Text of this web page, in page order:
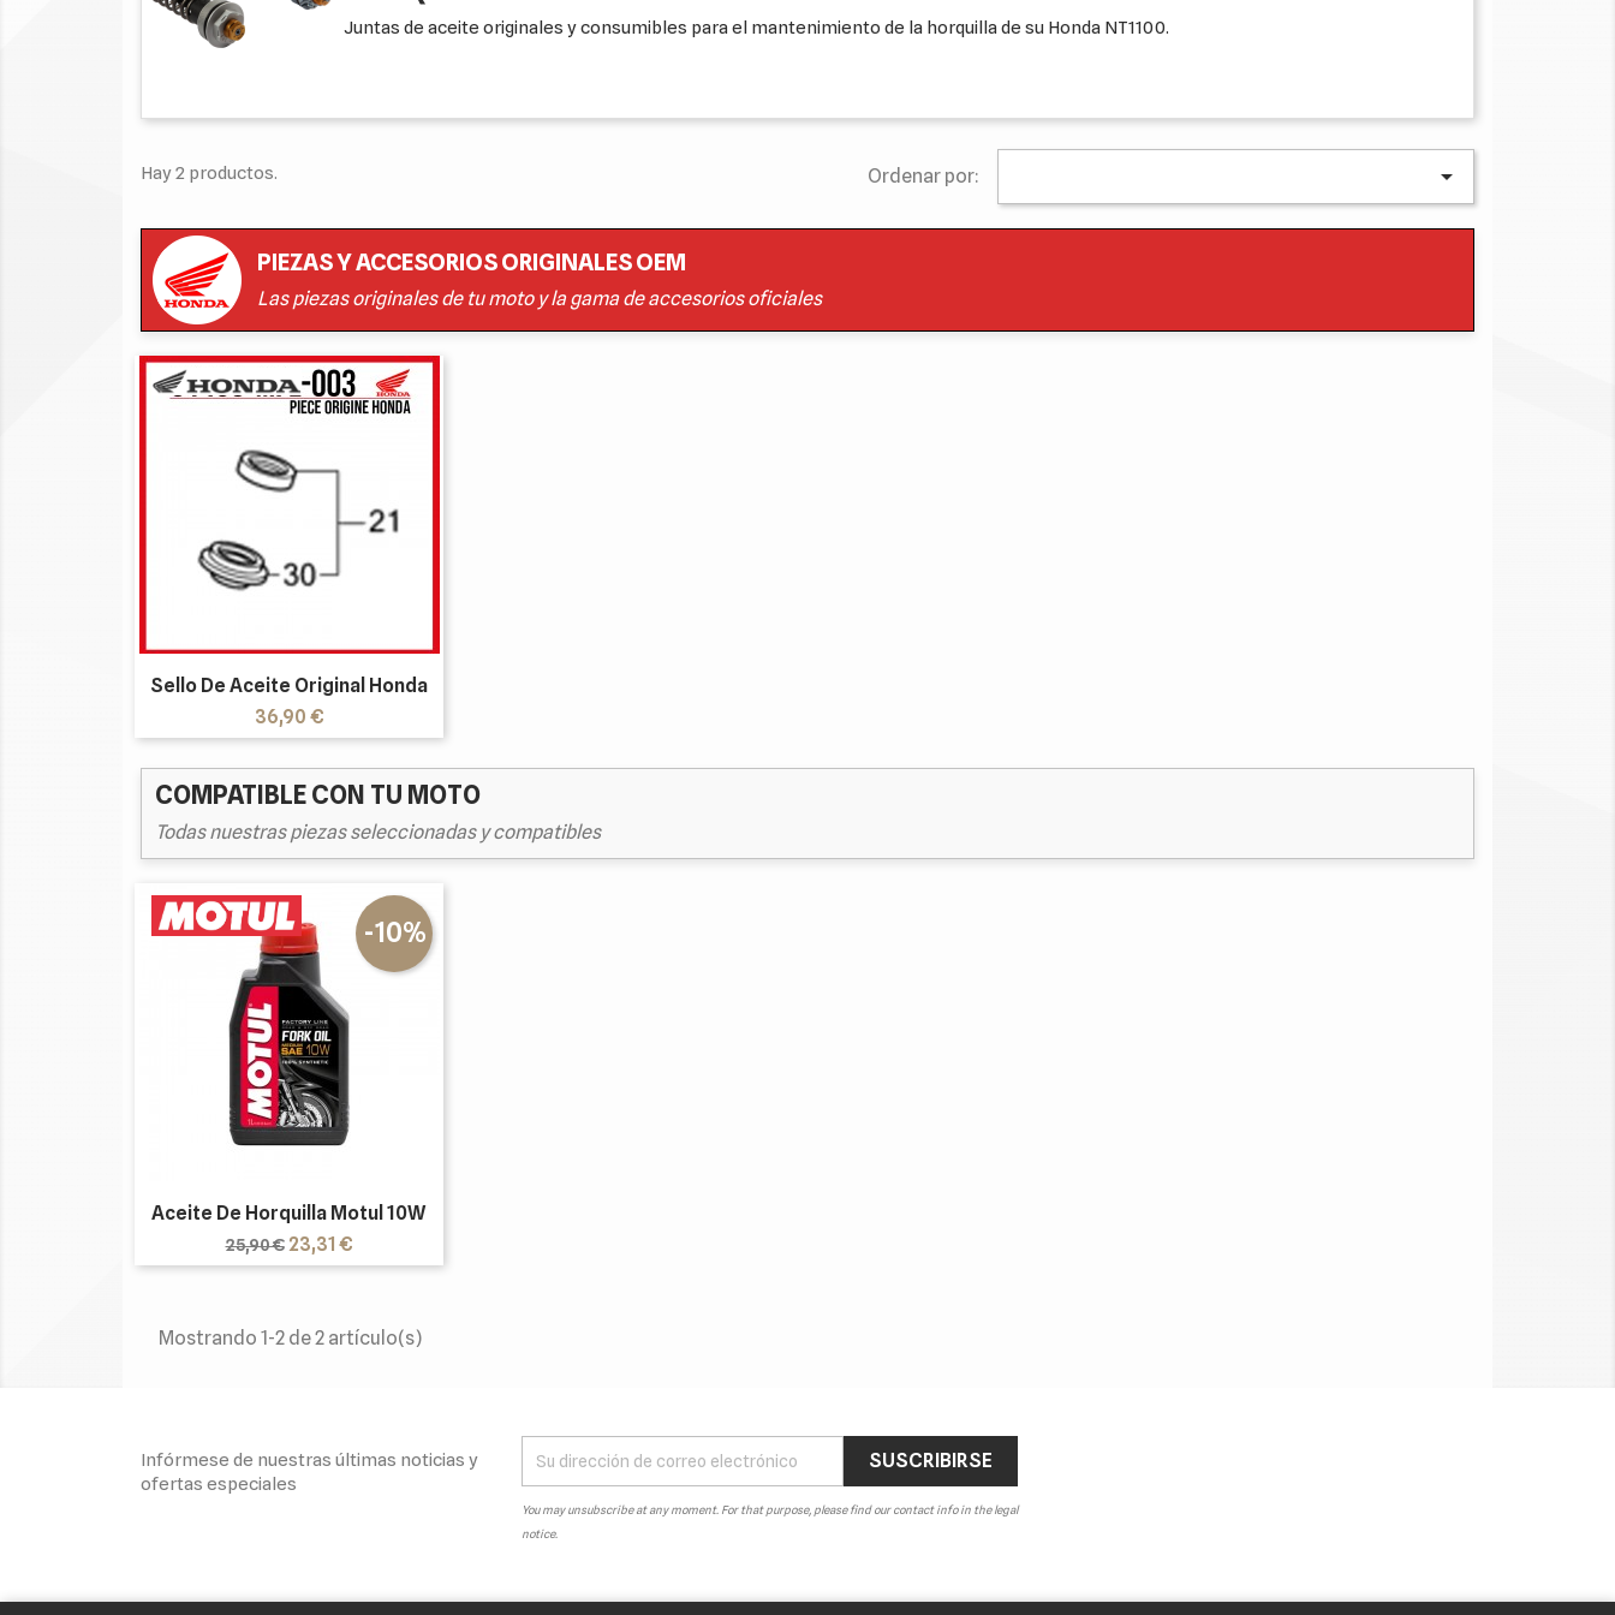
Juntas de aceite originales y consumibles para el mantenimiento de la horquilla de su Honda NT1100.
Hay 2 productos. Ordenar por: 
PIEZAS Y ACCESORIOS ORIGINALES OEM
Las piezas originales de tu moto y la gama de accesorios oficiales
Sello De Aceite Original Honda
Precio
36,90 €
COMPATIBLE CON TU MOTO
Todas nuestras piezas seleccionadas y compatibles
Aceite De Horquilla Motul 10W
Precio
base
25,90 €
-10%
Precio
23,31 €
Mostrando 1-2 de 2 artículo(s)
Infórmese de nuestras últimas noticias y
ofertas especiales
You may unsubscribe at any moment. For that purpose, please find our contact info in the legal
notice.